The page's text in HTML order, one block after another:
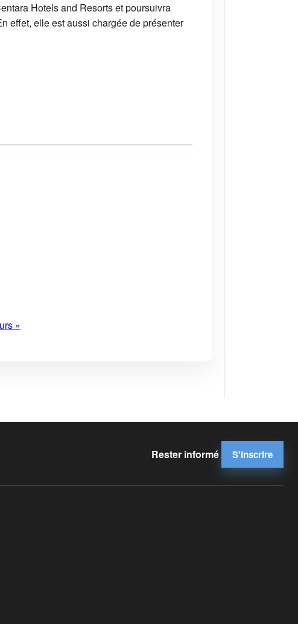
Hotels and Resorts et poursuivra
effet, elle est aussi chargée de présenter
»
Rester informé S'inscrire